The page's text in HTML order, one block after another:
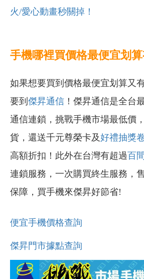
火/愛心動畫秒關掉！
手機哪裡買價格最便宜划
如果想要買到價格最便宜划算又
要到 傑昇通信 ！傑昇通信是全台
通信連鎖，挑戰手機市場最低價
貨，還送千元尊榮卡及好禮抽獎
高額折扣！此外在台灣有超過百
連鎖服務，一次購買終生服務，
保障，買手機來傑昇好節省!
便宜手機價格查詢
傑昇門市據點查詢